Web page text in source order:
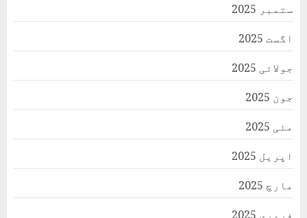
ستمبر 2025
اگست 2025
جولائی 2025
جون 2025
مئی 2025
اپریل 2025
مارچ 2025
فروری 2025